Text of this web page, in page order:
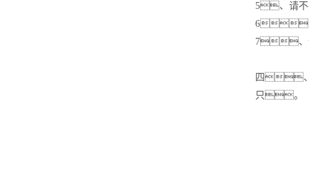
5、请不
6、
7、
四、
只。